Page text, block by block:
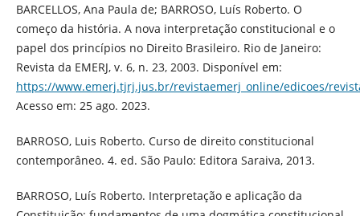
BARCELLOS, Ana Paula de; BARROSO, Luís Roberto. O
começo da história. A nova interpretação constitucional e o
papel dos princípios no Direito Brasileiro. Rio de Janeiro:
Revista da EMERJ, v. 6, n. 23, 2003. Disponível em:
https://www.emerj.tjrj.jus.br/revistaemerj_online/edicoes/
Acesso em: 25 ago. 2023.
BARROSO, Luis Roberto. Curso de direito constitucional
contemporâneo. 4. ed. São Paulo: Editora Saraiva, 2013.
BARROSO, Luís Roberto. Interpretação e aplicação da